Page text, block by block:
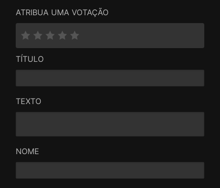
ATRIBUA UMA VOTAÇÃO
TÍTULO
TEXTO
NOME